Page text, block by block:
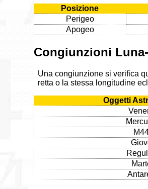
Posizione
Perigeo
Apogeo
Congiunzioni
Una congiunzione si verifica
retta o la stessa longitudine
Oggetti